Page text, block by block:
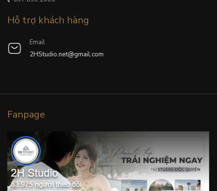
Hỗ trợ khách hàng
Email
2HStudio.net@gmail.com
Fanpage